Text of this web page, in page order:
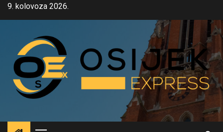
Skip9. kolovoza 2026.